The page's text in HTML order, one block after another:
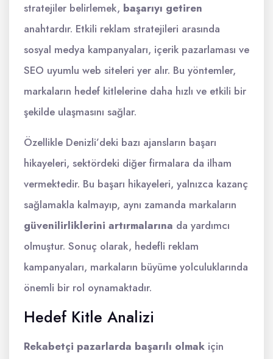
stratejiler belirlemek, başarıyı getiren
anahtardır. Etkili reklam stratejileri arasında
sosyal medya kampanyaları, içerik pazarlaması ve
SEO uyumlu web siteleri yer alır. Bu yöntemler,
markaların hedef kitlelerine daha hızlı ve etkili bir
şekilde ulaşmasını sağlar.
Özellikle Denizli’deki bazı ajansların başarı
hikayeleri, sektördeki diğer firmalara da ilham
vermektedir. Bu başarı hikayeleri, yalnızca kazanç
sağlamakla kalmayıp, aynı zamanda markaların
güvenilirliklerini artırmalarına da yardımcı
olmuştur. Sonuç olarak, hedefli reklam
kampanyaları, markaların büyüme yolculuklarında
önemli bir rol oynamaktadır.
Hedef Kitle Analizi
Rekabetçi pazarlarda başarılı olmak için